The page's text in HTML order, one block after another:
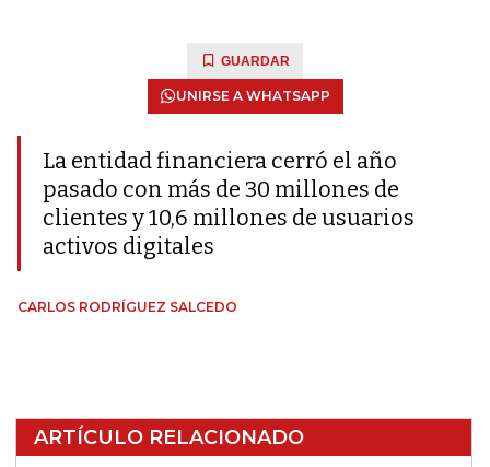
GUARDAR
UNIRSE A WHATSAPP
La entidad financiera cerró el año
pasado con más de 30 millones de
clientes y 10,6 millones de usuarios
activos digitales
CARLOS RODRÍGUEZ SALCEDO
ARTÍCULO RELACIONADO